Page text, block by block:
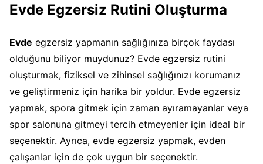
Evde Egzersiz Rutini Oluşturma
Evde egzersiz yapmanın sağlığınıza birçok faydası
olduğunu biliyor muydunuz? Evde egzersiz rutini
oluşturmak, fiziksel ve zihinsel sağlığınızı korumanız
ve geliştirmeniz için harika bir yoldur. Evde egzersiz
yapmak, spora gitmek için zaman ayıramayanlar veya
spor salonuna gitmeyi tercih etmeyenler için ideal bir
seçenektir. Ayrıca, evde egzersiz yapmak, evden
çalışanlar için de çok uygun bir seçenektir.